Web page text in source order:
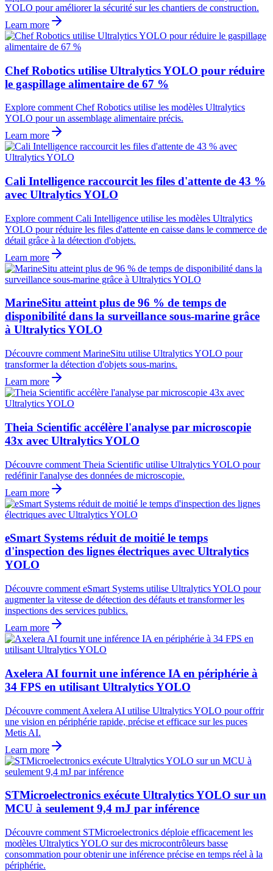
YOLO pour améliorer la sécurité sur les chantiers de construction.
Learn more
Chef Robotics utilise Ultralytics YOLO pour réduire
le gaspillage alimentaire de 67 %
Explore comment Chef Robotics utilise les modèles Ultralytics
YOLO pour un assemblage alimentaire précis.
Learn more
Cali Intelligence raccourcit les files d'attente de 43 %
avec Ultralytics YOLO
Explore comment Cali Intelligence utilise les modèles Ultralytics
YOLO pour réduire les files d'attente en caisse dans le commerce de
détail grâce à la détection d'objets.
Learn more
MarineSitu atteint plus de 96 % de temps de
disponibilité dans la surveillance sous-marine grâce
à Ultralytics YOLO
Découvre comment MarineSitu utilise Ultralytics YOLO pour
transformer la détection d'objets sous-marins.
Learn more
Theia Scientific accélère l'analyse par microscopie
43x avec Ultralytics YOLO
Découvre comment Theia Scientific utilise Ultralytics YOLO pour
redéfinir l'analyse des données de microscopie.
Learn more
eSmart Systems réduit de moitié le temps
d'inspection des lignes électriques avec Ultralytics
YOLO
Découvre comment eSmart Systems utilise Ultralytics YOLO pour
augmenter la vitesse de détection des défauts et transformer les
inspections des services publics.
Learn more
Axelera AI fournit une inférence IA en périphérie à
34 FPS en utilisant Ultralytics YOLO
Découvre comment Axelera AI utilise Ultralytics YOLO pour offrir
une vision en périphérie rapide, précise et efficace sur les puces
Metis AI.
Learn more
STMicroelectronics exécute Ultralytics YOLO sur un
MCU à seulement 9,4 mJ par inférence
Découvre comment STMicroelectronics déploie efficacement les
modèles Ultralytics YOLO sur des microcontrôleurs basse
consommation pour obtenir une inférence précise en temps réel à la
périphérie.